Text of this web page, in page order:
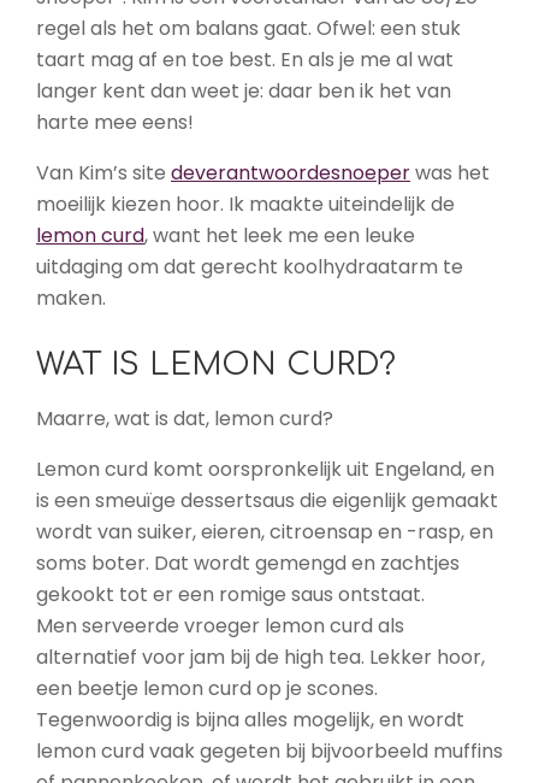
regel als het om balans gaat. Ofwel: een stuk
taart mag af en toe best. En als je me al wat
langer kent dan weet je: daar ben ik het van
harte mee eens!
Van Kim’s site deverantwoordesnoeperwas het
moeilijk kiezen hoor. Ik maakte uiteindelijk de
lemon curd, want het leek me een leuke
uitdaging om dat gerecht koolhydraatarm te
maken.
WAT IS LEMON CURD?
Maarre, wat is dat, lemon curd?
Lemon curd komt oorspronkelijk uit Engeland, en
is een smeuïge dessertsaus die eigenlijk gemaakt
wordt van suiker, eieren, citroensap en -rasp, en
soms boter. Dat wordt gemengd en zachtjes
gekookt tot er een romige saus ontstaat.
Men serveerde vroeger lemon curd als
alternatief voor jam bij de high tea. Lekker hoor,
een beetje lemon curd op je scones.
Tegenwoordig is bijna alles mogelijk, en wordt
lemon curd vaak gegeten bij bijvoorbeeld muffins